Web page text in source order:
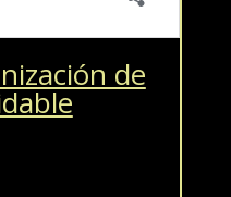
de